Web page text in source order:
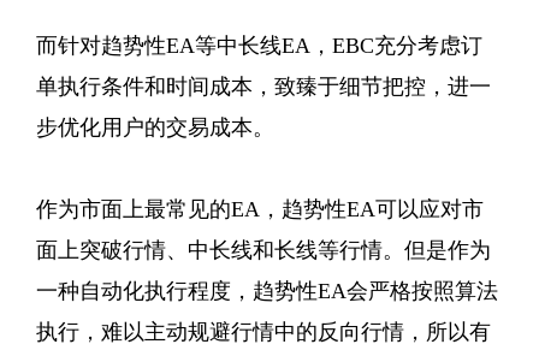
而针对趋势性EA等中长线EA，EBC充分考虑订
单执行条件和时间成本，致臻于细节把控，进一
步优化用户的交易成本。
作为市面上最常见的EA，趋势性EA可以应对市
面上突破行情、中长线和长线等行情。但是作为
一种自动化执行程度，趋势性EA会严格按照算法
执行，难以主动规避行情中的反向行情，所以有